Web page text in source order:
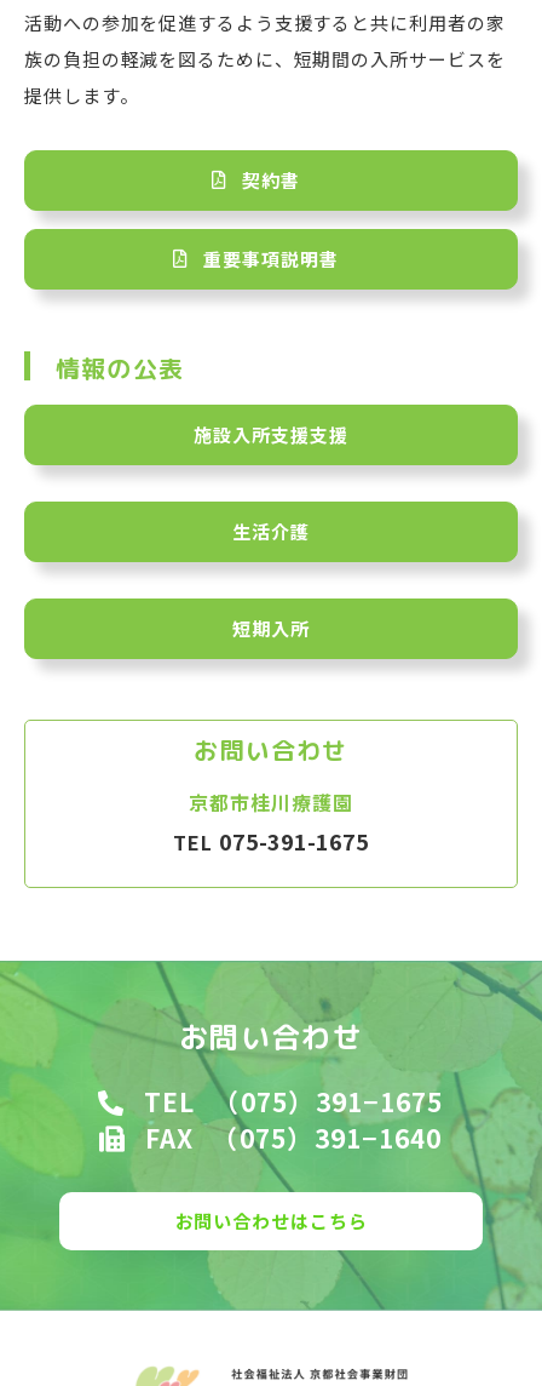
活動への参加を促進するよう支援すると共に利用者の家
族の負担の軽減を図るために、短期間の入所サービスを
提供します。
契約書
重要事項説明書
情報の公表
施設入所支援支援
生活介護
短期入所
お問い合わせ
京都市桂川療護園
TEL 075-391-1675
お問い合わせ
TEL （075）391−1675
FAX
（075）391−1640
お問い合わせはこちら